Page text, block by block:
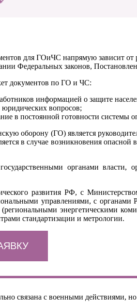
для ГОиЧС напрямую зависит
Федеральных законов,
документов по ГО и ЧС:
информацией о защите
вопросов;
в постоянной готовности системы
оборону (ГО) является
в случае возникновения
органами власти,
развития РФ, с
управлениями, с органами
энергетическими
стандартизации и метрологии.
связана с военными действиями,